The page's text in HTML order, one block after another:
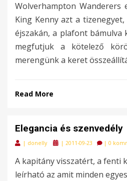
Wolverhampton Wanderers
King Kenny azt a
éjszakán, a plafont bámulva
megfutjuk a kötelező
merengünk a keret
Read More
Elegancia és szenvedély
| donelly
Posted
| 2011-09-23 | 0
A kapitány visszatért, a fenti
leírható az amit minden